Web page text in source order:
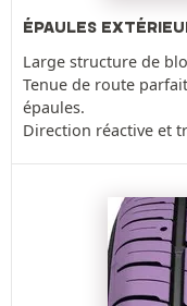
ÉPAULES
Large structure de
Tenue de route
épaules.
Direction réactive et